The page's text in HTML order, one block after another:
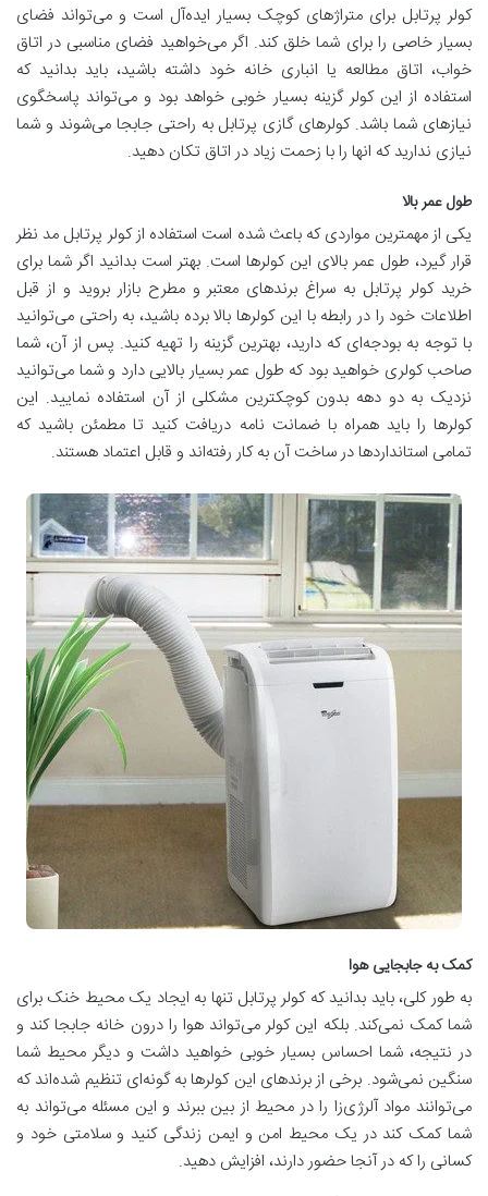
کولر پرتابل برای متراژهای کوچک بسیار ایده‌آل است و می‌تواند فضای
بسیار خاصی را برای شما خلق کند. اگر می‌خواهید فضای مناسبی در اتاق
خواب، اتاق مطالعه یا انباری خانه خود داشته باشید، باید بدانید که
استفاده از این کولر گزینه بسیار خوبی خواهد بود و می‌تواند پاسخگوی
نیازهای شما باشد. کولرهای گازی پرتابل به راحتی جابجا می‌شوند و شما
نیازی ندارید که انها را با زحمت زیاد در اتاق تکان دهید.
طول عمر بالا
یکی از مهمترین مواردی که باعث شده است استفاده از کولر پرتابل مد نظر
قرار گیرد، طول عمر بالای این کولرها است. بهتر است بدانید اگر شما برای
خرید کولر پرتابل به سراغ برندهای معتبر و مطرح بازار بروید و از قبل
اطلاعات خود را در رابطه با این کولرها بالا برده باشید، به راحتی می‌توانید
با توجه به بودجه‌ای که دارید، بهترین گزینه را تهیه کنید. پس از آن، شما
صاحب کولری خواهید بود که طول عمر بسیار بالایی دارد و شما می‌توانید
نزدیک به دو دهه بدون کوچکترین مشکلی از آن استفاده نمایید. این
کولرها را باید همراه با ضمانت نامه دریافت کنید تا مطمئن باشید که
تمامی استانداردها در ساخت آن به کار رفته‌اند و قابل اعتماد هستند.
کمک به جابجایی هوا
به طور کلی، باید بدانید که کولر پرتابل تنها به ایجاد یک محیط خنک برای
شما کمک نمی‌کند. بلکه این کولر می‌تواند هوا را درون خانه جابجا کند و
در نتیجه، شما احساس بسیار خوبی خواهید داشت و دیگر محیط شما
سنگین نمی‌شود. برخی از برندهای این کولرها به گونه‌ای تنظیم شده‌اند که
می‌توانند مواد آلرژی‌زا را در محیط از بین ببرند و این مسئله می‌تواند به
شما کمک کند در یک محیط امن و ایمن زندگی کنید و سلامتی خود و
کسانی را که در آنجا حضور دارند، افزایش دهید.